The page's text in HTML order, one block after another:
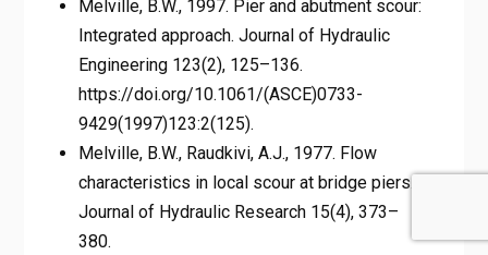
Melville, B.W., 1997. Pier and abutment scour:
Integrated approach. Journal of Hydraulic
Engineering 123(2), 125–136.
https://doi.org/10.1061/(ASCE)0733-
9429(1997)123:2(125).
Melville, B.W., Raudkivi, A.J., 1977. Flow
characteristics in local scour at bridge piers.
Journal of Hydraulic Research 15(4), 373–
380.